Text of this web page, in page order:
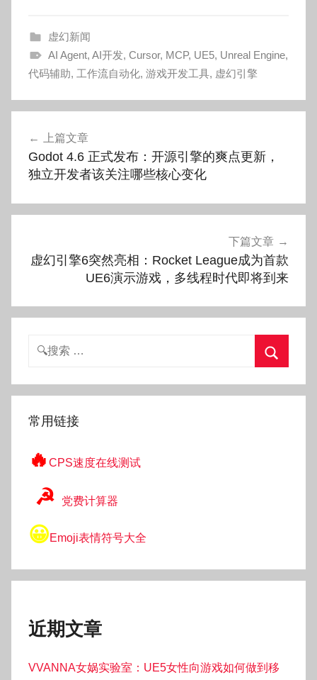
虚幻新闻
AI Agent, AI开发, Cursor, MCP, UE5, Unreal Engine,
代码辅助, 工作流自动化, 游戏开发工具, 虚幻引擎
导
航
上篇文章
Godot 4.6 正式发布：开源引擎的爽点更新，
独立开发者该关注哪些核心变化
下篇文章
虚幻引擎6突然亮相：Rocket League成为首款
UE6演示游戏，多线程时代即将到来
搜
索
常用链接
🔥 CPS速度在线测试
☭ 党费计算器
😀Emoji表情符号大全
近期文章
VVANNA女娲实验室：UE5女性向游戏如何做到移